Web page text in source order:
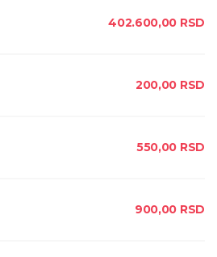
402.600,00 RSD
200,00 RSD
550,00 RSD
900,00 RSD